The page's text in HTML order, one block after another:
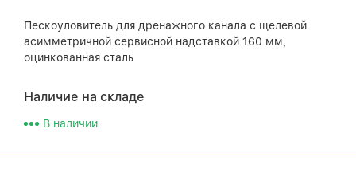
Пескоуловитель для дренажного канала с щелевой
асимметричной сервисной надставкой 160 мм,
оцинкованная сталь
Наличие на складе
В наличии